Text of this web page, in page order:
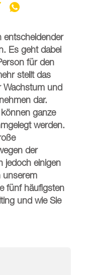
entscheidender
Es geht dabei
für den
stellt das
Wachstum und
dar.
ganze
werden.
der
jedoch einigen
unserem
fünf häufigsten
und wie Sie